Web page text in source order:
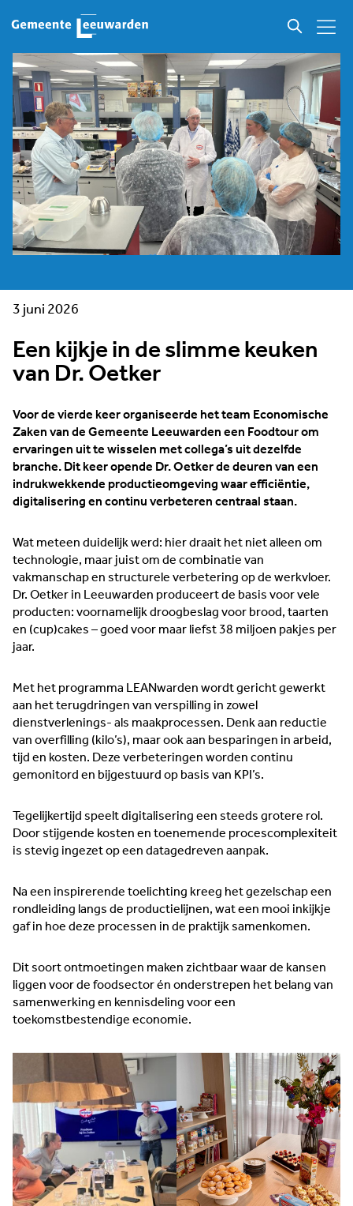
3 juni 2026
Een kijkje in de slimme keuken
van Dr. Oetker
Voor de vierde keer organiseerde het team Economische
Zaken van de Gemeente Leeuwarden een Foodtour om
ervaringen uit te wisselen met collega’s uit dezelfde
branche. Dit keer opende Dr. Oetker de deuren van een
indrukwekkende productieomgeving waar efficiëntie,
digitalisering en continu verbeteren centraal staan.
Wat meteen duidelijk werd: hier draait het niet alleen om
technologie, maar juist om de combinatie van
vakmanschap en structurele verbetering op de werkvloer.
Dr. Oetker in Leeuwarden produceert de basis voor vele
producten: voornamelijk droogbeslag voor brood, taarten
en (cup)cakes – goed voor maar liefst 38 miljoen pakjes per
jaar.
Met het programma LEANwarden wordt gericht gewerkt
aan het terugdringen van verspilling in zowel
dienstverlenings- als maakprocessen. Denk aan reductie
van overfilling (kilo’s), maar ook aan besparingen in arbeid,
tijd en kosten. Deze verbeteringen worden continu
gemonitord en bijgestuurd op basis van KPI’s.
Tegelijkertijd speelt digitalisering een steeds grotere rol.
Door stijgende kosten en toenemende procescomplexiteit
is stevig ingezet op een datagedreven aanpak.
Na een inspirerende toelichting kreeg het gezelschap een
rondleiding langs de productielijnen, wat een mooi inkijkje
gaf in hoe deze processen in de praktijk samenkomen.
Dit soort ontmoetingen maken zichtbaar waar de kansen
liggen voor de foodsector én onderstrepen het belang van
samenwerking en kennisdeling voor een
toekomstbestendige economie.